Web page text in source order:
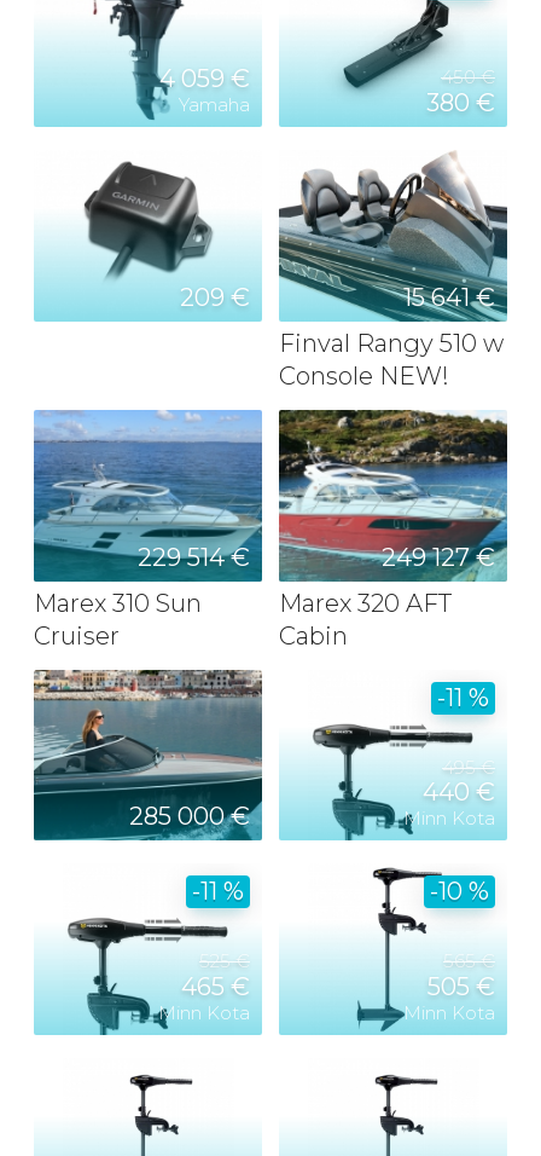
4 059 €
Yamaha
450 €
380 €
209 €
15 641 €
Finval Rangy 510 w
Console NEW!
229 514 €
Marex 310 Sun
Cruiser
249 127 €
Marex 320 AFT
Cabin
285 000 €
495 €
440 €
Minn Kota
-11 %
525 €
465 €
Minn Kota
-11 %
565 €
505 €
Minn Kota
-10 %